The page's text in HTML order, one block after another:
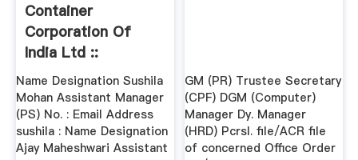
Container
Corporation Of
India Ltd ::
Company
Name Designation Sushila
Mohan Assistant Manager
(PS) No. : Email Address
sushila : Name Designation
Ajay Maheshwari Assistant
GM (PR) Trustee Secretary
(CPF) DGM (Computer)
Manager Dy. Manager
(HRD) Pcrsl. file/ACR file
of concerned Office Order